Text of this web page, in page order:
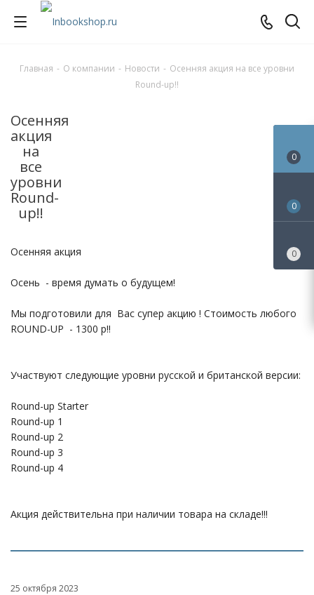
Главная - О компании - Новости - Осенняя акция на все уровни
Round-up!!
Осенняя
акция
на
все
уровни
Round-
up!!
Осенняя акция
Осень - время думать о будущем!
Мы подготовили для Вас супер акцию ! Стоимость любого
ROUND-UP - 1300 р!!
Участвуют следующие уровни русской и британской версии:
Round-up Starter
Round-up 1
Round-up 2
Round-up 3
Round-up 4
Акция действительна при наличии товара на складе!!!
25 октября 2023
0
0
0